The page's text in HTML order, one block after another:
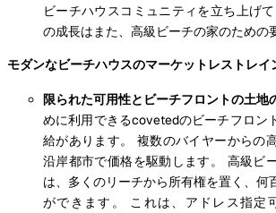
ビーチハウスコミュニティを立ち上げ
の成長はまた、高級ビーチの家のための
モダンなビーチハウスのマーケットレストレイ
限られた可用性とビーチフロントの土地
めに利用できるcovetedのビーチフロン
給があります。 複数のバイヤーからの
沿岸都市で価格を駆動します。 高級ビ
は、多くのリーチから所有権を置く、何
ができます。 これは、アドレス指定